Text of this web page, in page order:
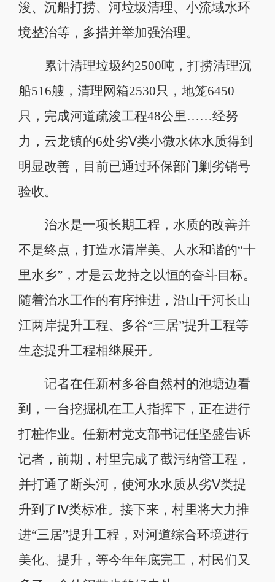
浚、沉船打捞、河垃圾清理、小流域水环
境整治等，多措并举加强治理。
累计清理垃圾约2500吨，打捞清理沉
船516艘，清理网箱2530只，地笼6450
只，完成河道疏浚工程48公里……经努
力，云龙镇的6处劣Ⅴ类小微水体水质得到
明显改善，目前已通过环保部门剿劣销号
验收。
治水是一项长期工程，水质的改善并
不是终点，打造水清岸美、人水和谐的“十
里水乡”，才是云龙持之以恒的奋斗目标。
随着治水工作的有序推进，沿山干河长山
江两岸提升工程、多谷“三居”提升工程等
生态提升工程相继展开。
记者在任新村多谷自然村的池塘边看
到，一台挖掘机在工人指挥下，正在进行
打桩作业。任新村党支部书记任坚盛告诉
记者，前期，村里完成了截污纳管工程，
并打通了断头河，使河水水质从劣Ⅴ类提
升到了Ⅳ类标准。接下来，村里将大力推
进“三居”提升工程，对河道综合环境进行
美化、提升，等今年年底完工，村民们又